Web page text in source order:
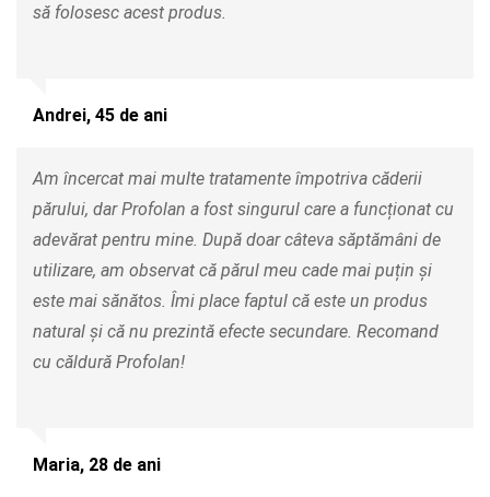
să folosesc acest produs.
Andrei, 45 de ani
Am încercat mai multe tratamente împotriva căderii
părului, dar Profolan a fost singurul care a funcționat cu
adevărat pentru mine. După doar câteva săptămâni de
utilizare, am observat că părul meu cade mai puțin și
este mai sănătos. Îmi place faptul că este un produs
natural și că nu prezintă efecte secundare. Recomand
cu căldură Profolan!
Maria, 28 de ani